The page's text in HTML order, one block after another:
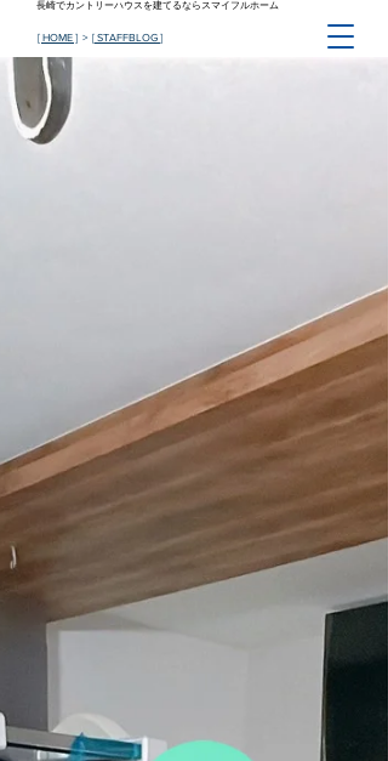
長崎でカントリーハウスを建てるならスマイフルホーム
[ HOME ] > [STAFFBLOG]